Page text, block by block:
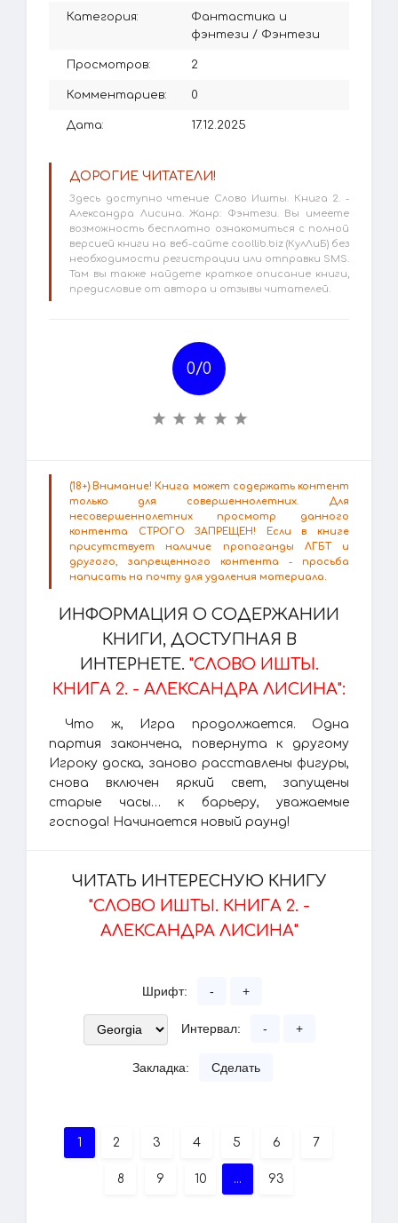
Категория:
Фантастика и
фэнтези / Фэнтези
Просмотров: 2
Комментариев: 0
Дата: 17.12.2025
ДОРОГИЕ ЧИТАТЕЛИ!
Здесь доступно чтение Слово Ишты. Книга 2. -
Александра Лисина. Жанр: Фэнтези. Вы имеете
возможность бесплатно ознакомиться с полной
версией книги на веб-сайте coollib.biz (КулЛиБ) без
необходимости регистрации или отправки SMS.
Там вы также найдете краткое описание книги,
предисловие от автора и отзывы читателей.
0/0
(18+) Внимание! Книга может содержать контент
только для совершеннолетних. Для
несовершеннолетних просмотр данного
контента СТРОГО ЗАПРЕЩЕН! Если в книге
присутствует наличие пропаганды ЛГБТ и
другого, запрещенного контента - просьба
написать на почту для удаления материала.
ИНФОРМАЦИЯ О СОДЕРЖАНИИ
КНИГИ, ДОСТУПНАЯ В
ИНТЕРНЕТЕ. "СЛОВО ИШТЫ.
КНИГА 2. - АЛЕКСАНДРА ЛИСИНА":
Что ж, Игра продолжается. Одна
партия закончена, повернута к другому
Игроку доска, заново расставлены фигуры,
снова включен яркий свет, запущены
старые часы… к барьеру, уважаемые
господа! Начинается новый раунд!
ЧИТАТЬ ИНТЕРЕСНУЮ КНИГУ
"СЛОВО ИШТЫ. КНИГА 2. -
АЛЕКСАНДРА ЛИСИНА"
Шрифт: - +
Интервал: - +
Закладка: Сделать
1 2 3 4 5 6 7
8 9 10 ... 93